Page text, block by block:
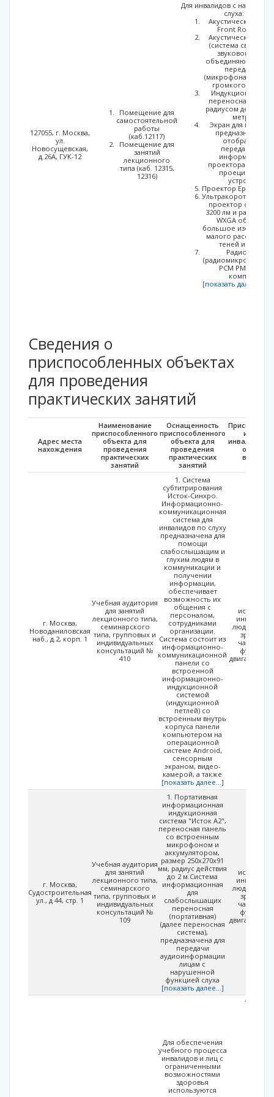
127055, г. Москва,
ул.
Новосущевская,
д.26А, ГУК-12
Помещение для
самостоятельной
работы
(каб.12117)
Помещение для
занятий
лекционного
типа (каб. 12315,
12316)
Для инвалидов с
слуха:
Акустическая
Front Row to
Акустическая
(система
звукового поля),
объединяющая два
передатчика
(микрофона) и
Индукционная
переносная
радиусом действия
метров;
Экран для
предназначен
отображения
передаваемой
информации от
проектора или
проецирующих
устройств;
Проектор Epson EB-
проектор с
3200 лм и
WXGA
большое
малого расстояния
теней и бликов;
Радиокласс
(радиомикрофон)
РСМ РМ-11-1 – 1
комплект.
[показать далее...]
Сведения о
приспособленных объектах
для проведения
практических занятий
Адрес места
нахождения
Наименование
приспособленного
объекта для
проведения
практических
занятий
Оснащенность
приспособленного
объекта для
проведения
практических
занятий
г. Москва,
Новоданиловская
наб., д.2, корп. 1
Учебная аудитория
для занятий
лекционного типа,
семинарского
типа, групповых и
индивидуальных
консультаций №
410
1. Система
субтитрирования
Исток-Синхро.
Информационно-
коммуникационная
система для
инвалидов по слуху
предназначена для
помощи
слабослышащим и
глухим людям в
коммуникации и
получении
информации,
обеспечивает
возможность их
общения с
персоналом,
сотрудниками
организации.
Система состоит из
информационно-
коммуникационной
панели со
встроенной
информационно-
индукционной
системой
(индукционной
петлей) со
встроенным внутрь
корпуса панели
компьютером на
операционной
системе Android,
сенсорным
экраном, видео-
камерой, а также
[показать далее...]
инвалидов
людей с
зрением,
функций
г. Москва,
Судостроительная
ул., д 44, стр. 1
Учебная аудитория
для занятий
лекционного типа,
семинарского
типа, групповых и
индивидуальных
консультаций №
109
1. Портативная
информационная
индукционная
система "Исток А2",
переносная панель
со встроенным
микрофоном и
аккумулятором,
размер 250х270х91
мм, радиус действия
до 2 м.Система
информационная
для
слабослышащих
переносная
(портативная)
(далее переносная
система),
предназначена для
передачи
аудиоинформации
лицам с
нарушенной
функцией слуха
[показать далее...]
инвалидов
людей с
зрением,
функций
Для обеспечения
учебного процесса
инвалидов и лиц с
ограниченными
возможностями
здоровья
используются